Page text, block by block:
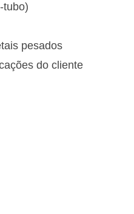
tubo)
pesados
do cliente